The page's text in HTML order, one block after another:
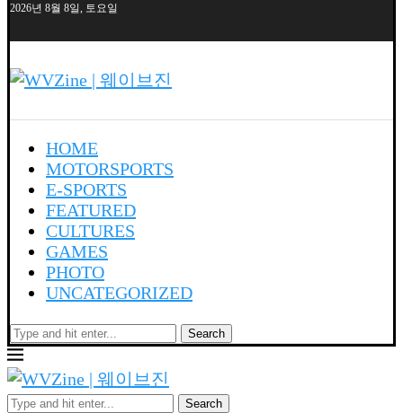
2026년 8월 8일, 토요일
HOME
MOTORSPORTS
E-SPORTS
FEATURED
CULTURES
GAMES
PHOTO
UNCATEGORIZED
Search
Search